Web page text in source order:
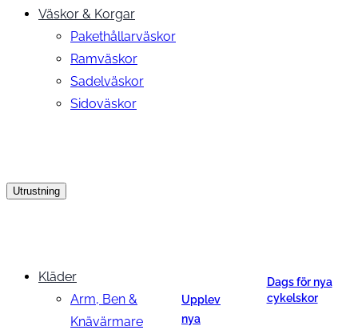
Väskor & Korgar
Pakethållarväskor
Ramväskor
Sadelväskor
Sidoväskor
Utrustning
Kläder
Arm, Ben &
Knävärmare
Upplev
nya
Dags för nya
cykelskor